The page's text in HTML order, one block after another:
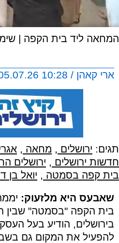
המחאה ליד בית הקפה | שימוש
ארי קאהן / 10:28 05.07.26
תגים: ירושלים , מחאה ,
חדשות ירושלים , ירושלים
בית קפה בסמטה , יואל בן
שאבעס היא מלזעוק:
בית הקפה "בסמטה" שבין
בירושלים, הודיע בעל
להפעיל את המקום גם